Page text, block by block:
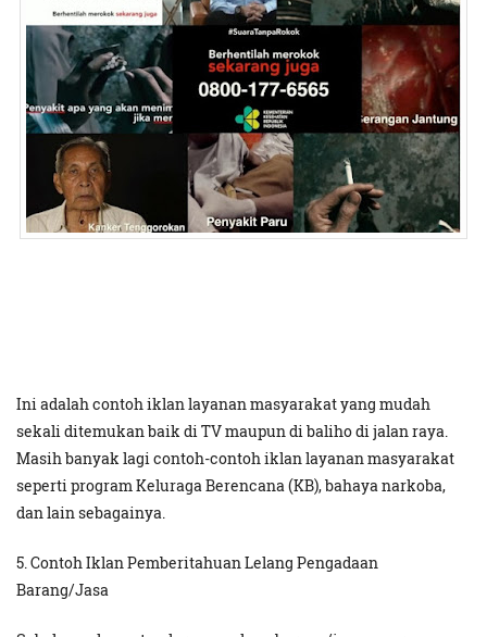
Ini adalah contoh iklan layanan masyarakat yang mudah
sekali ditemukan baik di TV maupun di baliho di jalan raya.
Masih banyak lagi contoh-contoh iklan layanan masyarakat
seperti program Keluraga Berencana (KB), bahaya narkoba,
dan lain sebagainya.
5. Contoh Iklan Pemberitahuan Lelang Pengadaan
Barang/Jasa